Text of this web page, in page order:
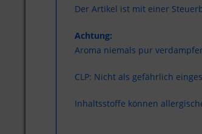
Der Artikel ist mit einer
Achtung:
Aroma niemals pur
CLP: Nicht als gefährlich
Inhaltsstoffe können